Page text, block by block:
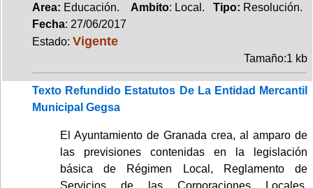
Area: Educación. Ambito: Local. Tipo: Resolución.
Fecha: 27/06/2017
Estado: Vigente
Tamaño:1 kb
Texto Refundido Estatutos De La Entidad Mercantil
Municipal Gegsa
El Ayuntamiento de Granada crea, al amparo de
las previsiones contenidas en la legislación
básica de Régimen Local, Reglamento de
Servicios de las Corporaciones Locales,